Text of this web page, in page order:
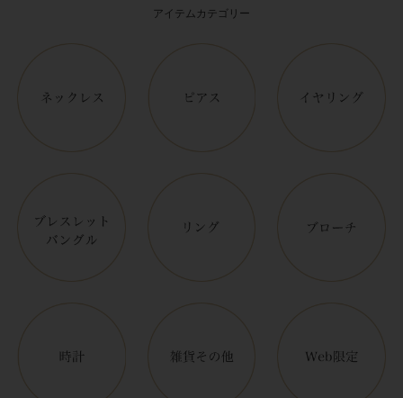
アイテムカテゴリー